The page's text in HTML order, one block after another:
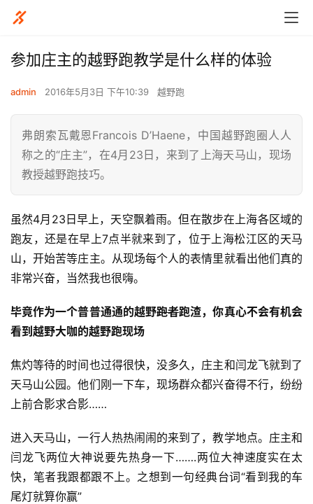
参加庄主的越野跑教学是什么样的体验
admin 2016年5月3日 下午10:39 越野跑
弗朗索瓦戴恩Francois D’Haene，中国越野跑圈人人
称之的“庄主”，在4月23日，来到了上海天马山，现场
教授越野跑技巧。
虽然4月23日早上，天空飘着雨。但在散步在上海各区域的
跑友，还是在早上7点半就来到了，位于上海松江区的天马
山，开始苦等庄主。 从现场每个人的表情里就看出他们真的
非常兴奋，当然我也很嗨。
毕竟作为一个普普通通的越野跑者跑渣，你真心不会有机会
看到越野大咖的越野跑现场
焦灼等待的时间也过得很快，没多久，庄主和闫龙飞就到了
天马山公园。他们刚一下车，现场群众都兴奋得不行，纷纷
上前合影求合影……
进入天马山，一行人热热闹闹的来到了，教学地点。庄主和
闫龙飞两位大神说要先热身一下…….两位大神速度实在太
快，笔者我跟都跟不上。之想到一句经典台词“看到我的车
尾灯就算你赢”